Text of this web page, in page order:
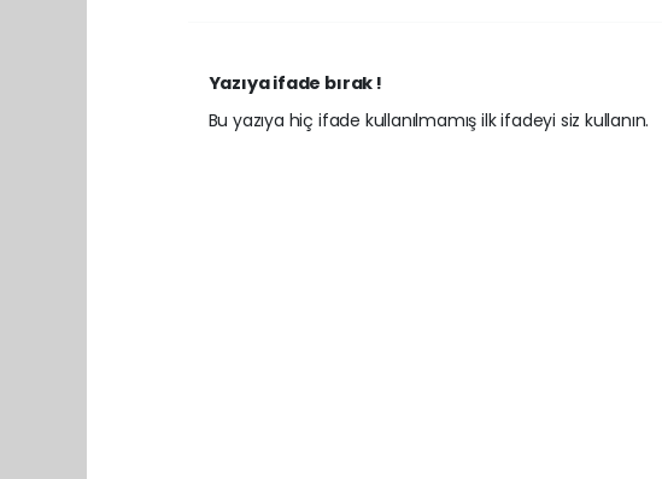
Yazıya ifade bırak !
Bu yazıya hiç ifade kullanılmamış ilk ifadeyi siz kullanın.